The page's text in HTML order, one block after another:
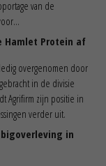
van de
Hamlet Protein af
overgenomen door
in de divisie
Agrifirm zijn positie in
verder uit.
in